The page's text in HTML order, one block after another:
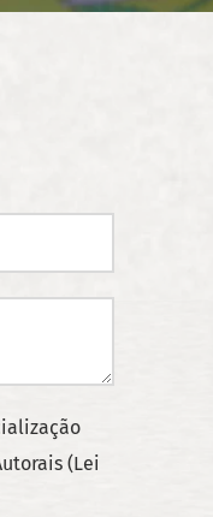
(Lei